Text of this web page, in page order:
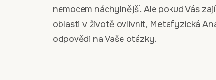
nemocem náchylnější. Ale pokud Vás
oblasti v životě ovlivnit, Metafyzická
odpovědi na Vaše otázky.